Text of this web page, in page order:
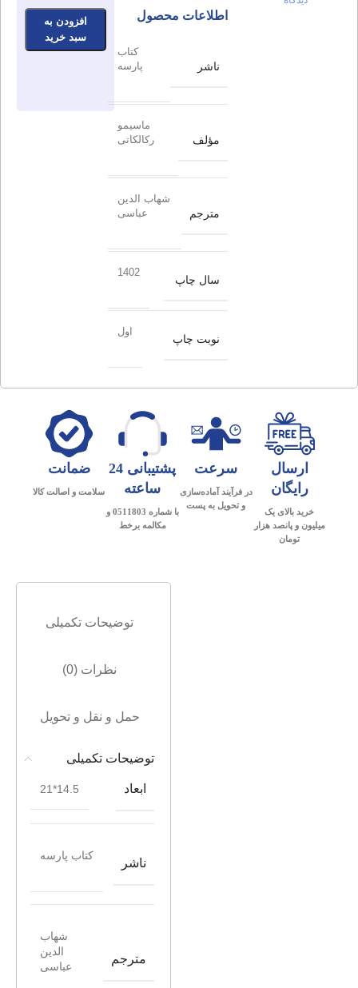
اطلاعات محصول
ناشر
کتاب
پارسه
مؤلف
ماسیمو
رکالکاتی
مترجم
شهاب الدین
عباسی
سال چاپ
1402
نوبت چاپ
اول
افزودن به
سبد خرید
ارسال
رایگان
خرید بالای یک
میلیون و پانصد هزار
تومان
سرعت
در فرآیند آماده‌سازی
و تحویل به پست
پشتیبانی 24
ساعته
با شماره 0511803 و
مکالمه برخط
ضمانت
سلامت و اصالت کالا
توضیحات تکمیلی
نظرات (0)
حمل و نقل و تحویل
توضیحات تکمیلی
ابعاد 14.5*21
ناشر
کتاب پارسه
مترجم
شهاب
الدین
عباسی